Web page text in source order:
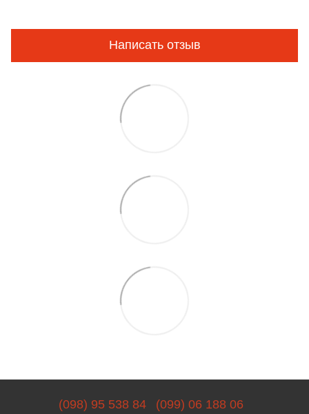
Написать отзыв
(098) 95 538 84 (099) 06 188 06